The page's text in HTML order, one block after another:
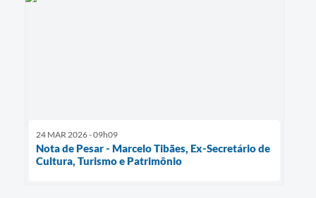
24 MAR 2026 - 09h09
Nota de Pesar - Marcelo Tibães, Ex-Secretário de
Cultura, Turismo e Patrimônio